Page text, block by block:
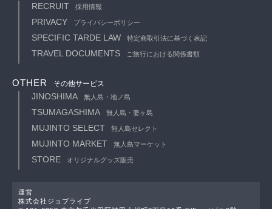
RECRUIT 採用情報
PRIVACY プライバシーポリシー
SPECIFIC TARDE LAW 特定商取引法に基づく表記
TRAVEL DOCUMENTS ご旅行における関係書類
OTHER その他サービス
JINOSHIMA 無人島・地ノ島
TSUMAGASHIMA 無人島・妻ヶ島
MUJINTO SELECT 無人島セレクト
MUJINTO MARKET 無人島マーケット
STORE オリジナルグッズ販売
運営
株式会社ジョブライブ